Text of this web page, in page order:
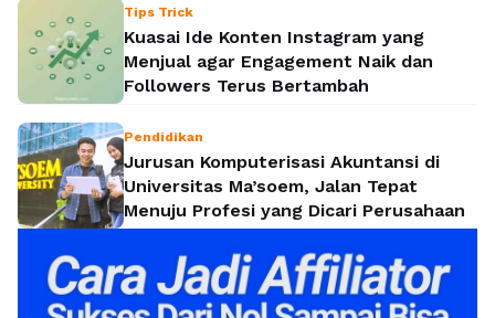
Tips Trick
Kuasai Ide Konten Instagram yang
Menjual agar Engagement Naik dan
Followers Terus Bertambah
Pendidikan
Jurusan Komputerisasi Akuntansi di
Universitas Ma’soem, Jalan Tepat
Menuju Profesi yang Dicari Perusahaan